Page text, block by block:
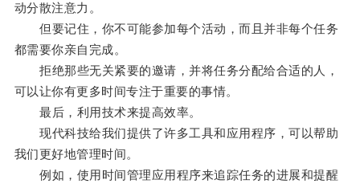
动分散注意力。
但要记住，你不可能参加每个活动，而且并非每个任务
都需要你亲自完成。
拒绝那些无关紧要的邀请，并将任务分配给合适的人，
可以让你有更多时间专注于重要的事情。
最后，利用技术来提高效率。
现代科技给我们提供了许多工具和应用程序，可以帮助
我们更好地管理时间。
例如，使用时间管理应用程序来追踪任务的进展和提醒